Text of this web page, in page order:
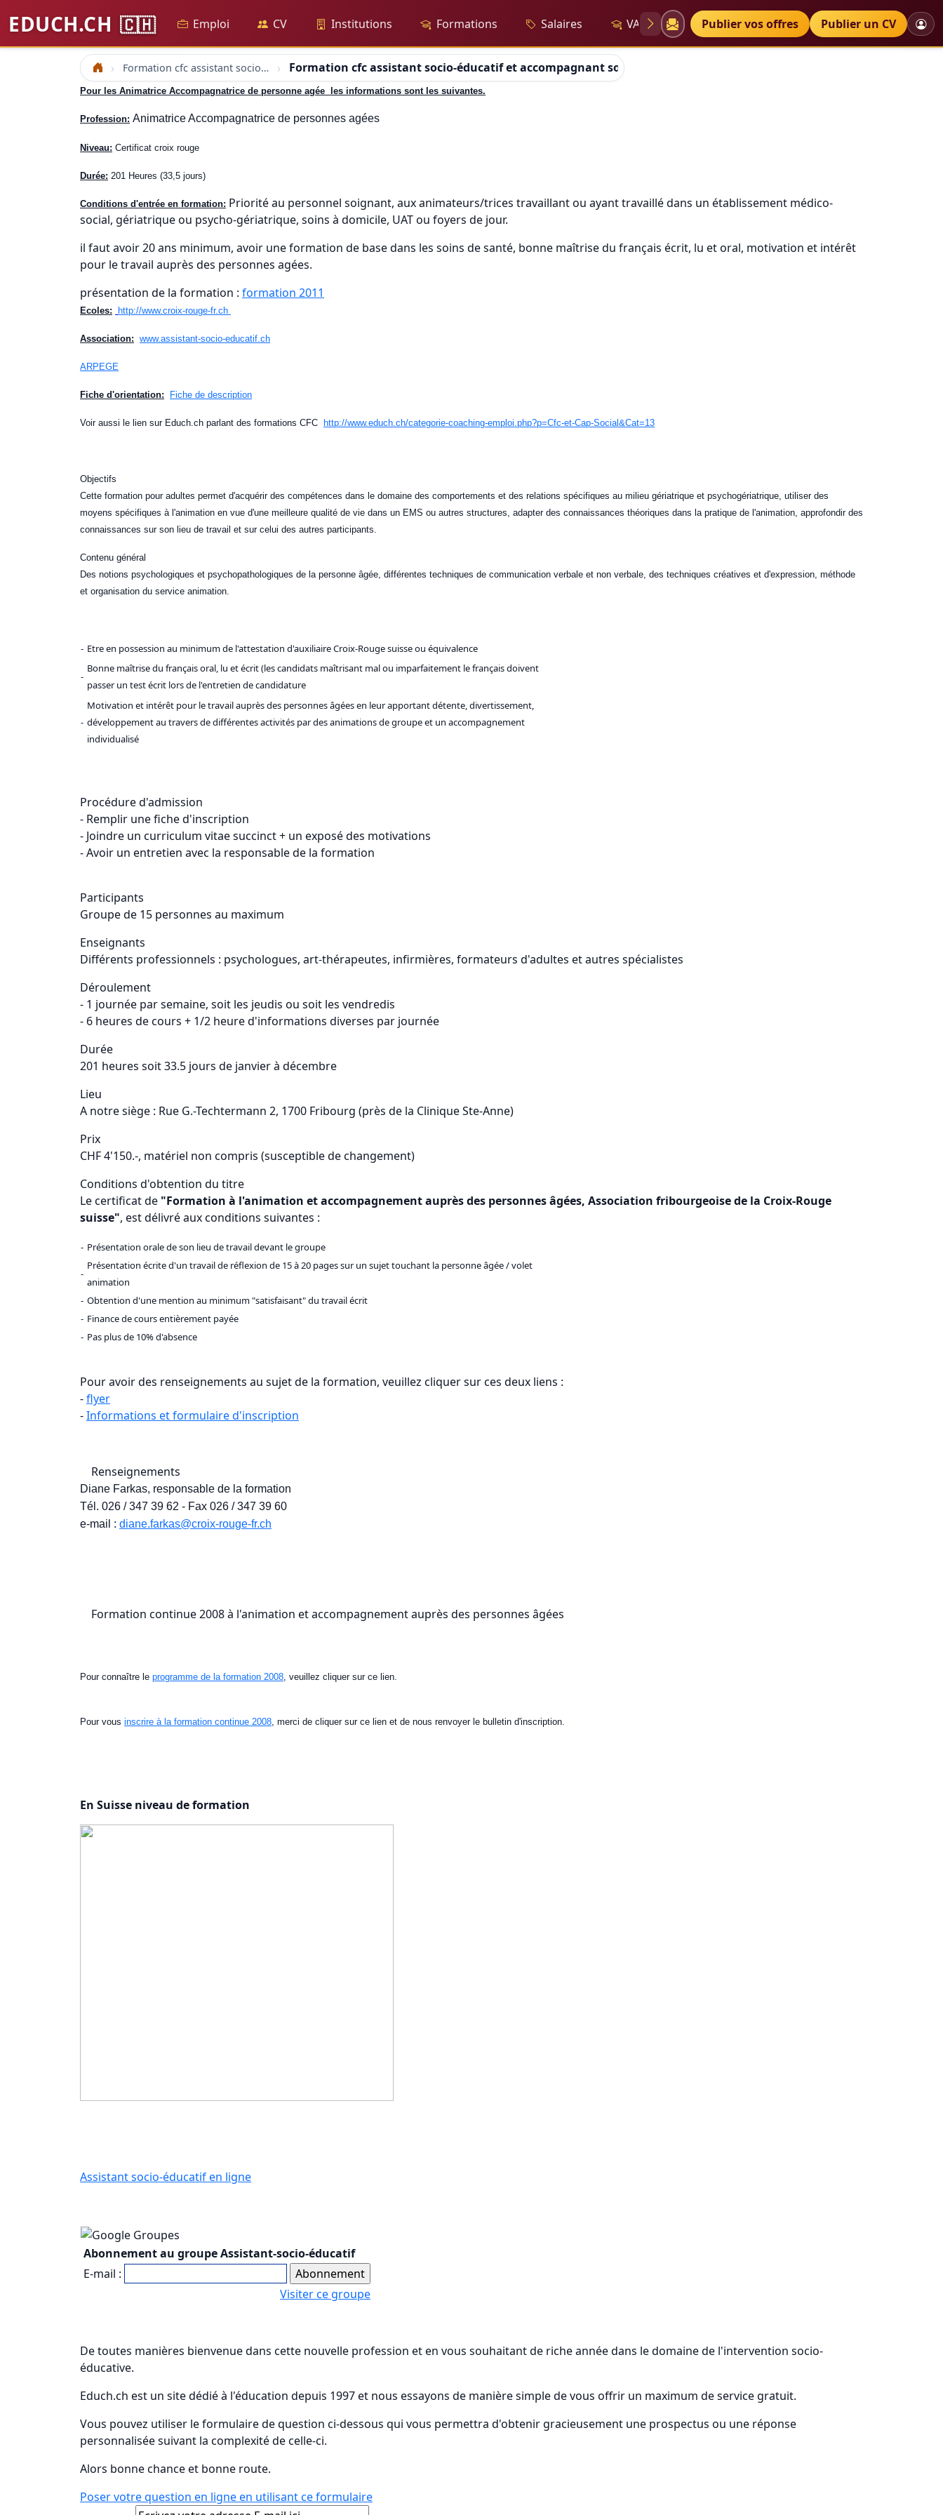
EDUCH.CH 🇨🇭 Emploi CV Institutions Formations Salaires VAE Diplômes Petites annonces
Publier vos offres Publier un CV
Accueil Formation cfc assistant socio-éducatif et accompagnant socio-éducatif cfc social Formation cfc assistant socio-éducatif et accompagnant socio-éducatif cfc social
Pour les Animatrice Accompagnatrice de personne agée les informations sont les suivantes.
Profession: Animatrice Accompagnatrice de personnes agées
Niveau: Certificat croix rouge
Durée: 201 Heures (33,5 jours)
Conditions d'entrée en formation: Priorité au personnel soignant, aux animateurs/trices travaillant ou ayant travaillé dans un établissement médico-
social, gériatrique ou psycho-gériatrique, soins à domicile, UAT ou foyers de jour.
il faut avoir 20 ans minimum, avoir une formation de base dans les soins de santé, bonne maîtrise du français écrit, lu et oral, motivation et intérêt
pour le travail auprès des personnes agées.
présentation de la formation : formation 2011
Ecoles: http://www.croix-rouge-fr.ch
Association: www.assistant-socio-educatif.ch
ARPEGE
Fiche d'orientation: Fiche de description
Voir aussi le lien sur Educh.ch parlant des formations CFC http://www.educh.ch/categorie-coaching-emploi.php?p=Cfc-et-Cap-Social&Cat=13
Objectifs
Cette formation pour adultes permet d'acquérir des compétences dans le domaine des comportements et des relations spécifiques au milieu gériatrique et psychogériatrique, utiliser des
moyens spécifiques à l'animation en vue d'une meilleure qualité de vie dans un EMS ou autres structures, adapter des connaissances théoriques dans la pratique de l'animation, approfondir des
connaissances sur son lieu de travail et sur celui des autres participants.
Contenu général
Des notions psychologiques et psychopathologiques de la personne âgée, différentes techniques de communication verbale et non verbale, des techniques créatives et d'expression, méthode
et organisation du service animation.
- Etre en possession au minimum de l'attestation d'auxiliaire Croix-Rouge suisse ou équivalence
-
Bonne maîtrise du français oral, lu et écrit (les candidats maîtrisant mal ou imparfaitement le français doivent
passer un test écrit lors de l'entretien de candidature
-
Motivation et intérêt pour le travail auprès des personnes âgées en leur apportant détente, divertissement,
développement au travers de différentes activités par des animations de groupe et un accompagnement
individualisé
Procédure d'admission
- Remplir une fiche d'inscription
- Joindre un curriculum vitae succinct + un exposé des motivations
- Avoir un entretien avec la responsable de la formation
Participants
Groupe de 15 personnes au maximum
Enseignants
Différents professionnels : psychologues, art-thérapeutes, infirmières, formateurs d'adultes et autres spécialistes
Déroulement
- 1 journée par semaine, soit les jeudis ou soit les vendredis
- 6 heures de cours + 1/2 heure d'informations diverses par journée
Durée
201 heures soit 33.5 jours de janvier à décembre
Lieu
A notre siège : Rue G.-Techtermann 2, 1700 Fribourg (près de la Clinique Ste-Anne)
Prix
CHF 4'150.-, matériel non compris (susceptible de changement)
Conditions d'obtention du titre
Le certificat de "Formation à l'animation et accompagnement auprès des personnes âgées, Association fribourgeoise de la Croix-Rouge
suisse", est délivré aux conditions suivantes :
- Présentation orale de son lieu de travail devant le groupe
-
Présentation écrite d'un travail de réflexion de 15 à 20 pages sur un sujet touchant la personne âgée / volet
animation
- Obtention d'une mention au minimum "satisfaisant" du travail écrit
- Finance de cours entièrement payée
- Pas plus de 10% d'absence
Pour avoir des renseignements au sujet de la formation, veuillez cliquer sur ces deux liens :
-flyer
-Informations et formulaire d'inscription
Renseignements
Diane Farkas, responsable de la formation
Tél. 026 / 347 39 62 - Fax 026 / 347 39 60
e-mail : diane.farkas@croix-rouge-fr.ch
Formation continue 2008 à l'animation et accompagnement auprès des personnes âgées
Pour connaître le programme de la formation 2008, veuillez cliquer sur ce lien.
Pour vous inscrire à la formation continue 2008, merci de cliquer sur ce lien et de nous renvoyer le bulletin d'inscription.
En Suisse niveau de formation
Assistant socio-éducatif en ligne
Abonnement au groupe Assistant-socio-éducatif
E-mail :
Visiter ce groupe
De toutes manières bienvenue dans cette nouvelle profession et en vous souhaitant de riche année dans le domaine de l'intervention socio-
éducative.
Educh.ch est un site dédié à l'éducation depuis 1997 et nous essayons de manière simple de vous offrir un maximum de service gratuit.
Vous pouvez utiliser le formulaire de question ci-dessous qui vous permettra d'obtenir gracieusement une prospectus ou une réponse
personnalisée suivant la complexité de celle-ci.
Alors bonne chance et bonne route.
Poser votre question en ligne en utilisant ce formulaire